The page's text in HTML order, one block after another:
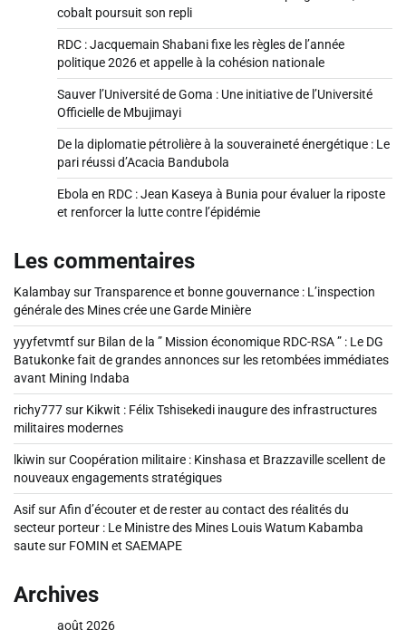
cobalt poursuit son repli
RDC : Jacquemain Shabani fixe les règles de l’année
politique 2026 et appelle à la cohésion nationale
Sauver l’Université de Goma : Une initiative de l’Université
Officielle de Mbujimayi
De la diplomatie pétrolière à la souveraineté énergétique : Le
pari réussi d’Acacia Bandubola
Ebola en RDC : Jean Kaseya à Bunia pour évaluer la riposte
et renforcer la lutte contre l’épidémie
Les commentaires
KalambaysurTransparence et bonne gouvernance : L’inspection
générale des Mines crée une Garde Minière
yyyfetvmtfsur Bilan de la ” Mission économique RDC-RSA ” : Le DG
Batukonke fait de grandes annonces sur les retombées immédiates
avant Mining Indaba
richy777sur Kikwit : Félix Tshisekedi inaugure des infrastructures
militaires modernes
lkiwin surCoopération militaire : Kinshasa et Brazzaville scellent de
nouveaux engagements stratégiques
AsifsurAfin d’écouter et de rester au contact des réalités du
secteur porteur : Le Ministre des Mines Louis Watum Kabamba
saute sur FOMIN et SAEMAPE
Archives
août 2026